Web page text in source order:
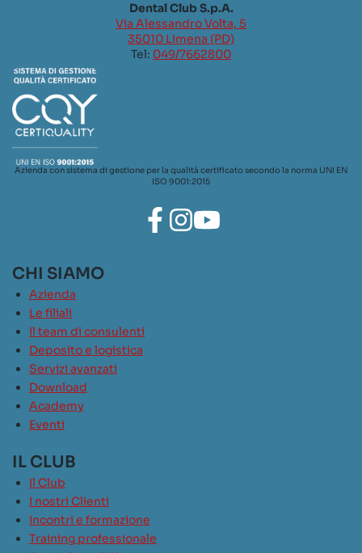
Dental Club S.p.A.
Via Alessandro Volta, 5
35010 Limena (PD)
Tel: 049/7662800
Azienda con sistema di gestione per la qualità certificato secondo la norma UNI EN
ISO 9001:2015
CHI SIAMO
Azienda
Le filiali
Il team di consulenti
Deposito e logistica
Servizi avanzati
Download
Academy
Eventi
IL CLUB
Il Club
I nostri Clienti
Incontri e formazione
Training professionale